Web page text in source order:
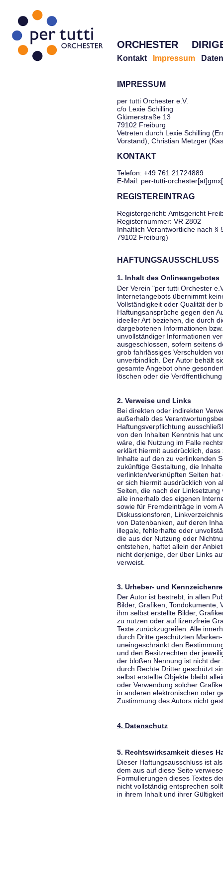
ORCHESTER
Kontakt Impressum
IMPRESSUM
per tutti Orchester e.V.
c/o Lexie Schilling
Glümerstraße 13
79102 Freiburg
Vetreten durch Lexie Schilling
Vorstand), Christian Metzger
KONTAKT
Telefon: +49 761 21724889
E-Mail: per-tutti-
REGISTEREINTRAG
Registergericht: Amtsgericht
Registernummer: VR 2802
Inhaltlich Verantwortliche nach §
79102 Freiburg)
HAFTUNGSAUSSCHLUSS
1. Inhalt des Onlineangebotes
Der Verein "per tutti Orchester
Internetangebots übernimmt
Vollständigkeit oder Qualität der
Haftungsansprüche gegen den
ideeller Art beziehen, die durch
dargebotenen Informationen
unvollständiger Informationen
ausgeschlossen, sofern seitens
grob fahrlässiges Verschulden
unverbindlich. Der Autor behält
gesamte Angebot ohne
löschen oder die
2. Verweise und Links
Bei direkten oder indirekten
außerhalb des
Haftungsverpflichtung
von den Inhalten Kenntnis hat
wäre, die Nutzung im Falle
erklärt hiermit ausdrücklich,
Inhalte auf den zu verlinkenden
zukünftige Gestaltung, die
verlinkten/verknüpften Seiten
er sich hiermit ausdrücklich von
Seiten, die nach der
alle innerhalb des eigenen
sowie für Fremdeinträge in vom
Diskussionsforen,
von Datenbanken, auf deren
illegale, fehlerhafte oder
die aus der Nutzung oder
entstehen, haftet allein der
nicht derjenige, der über Links
verweist.
3. Urheber- und
Der Autor ist bestrebt, in allen
Bilder, Grafiken, Tondokumente,
ihm selbst erstellte Bilder,
zu nutzen oder auf lizenzfreie
Texte zurückzugreifen. Alle
durch Dritte geschützten
uneingeschränkt den
und den Besitzrechten der
der bloßen Nennung ist nicht
durch Rechte Dritter geschützt
selbst erstellte Objekte bleibt
oder Verwendung solcher
in anderen elektronischen oder
Zustimmung des Autors nicht
4. Datenschutz
5. Rechtswirksamkeit dieses
Dieser Haftungsausschluss ist
dem aus auf diese Seite
Formulierungen dieses Textes
nicht vollständig entsprechen
in ihrem Inhalt und ihrer